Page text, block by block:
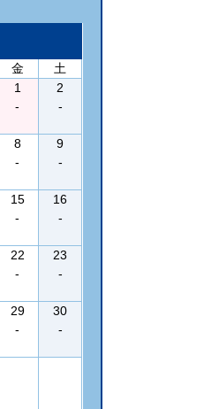
金
土
1
-
2
-
8
-
9
-
15
-
16
-
22
-
23
-
29
-
30
-